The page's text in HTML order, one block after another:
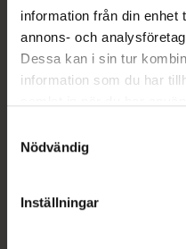
information från din enhet
annons- och
Dessa kan i sin tur
information som du har
återkalla ditt samtycke via
cookieinställningar. Ett
lagligheten av
Nödvändig
Inställningar
Läs alltid
användning.
EAN: